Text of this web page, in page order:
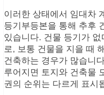
이러한 상태에서 임대차
등기부등본을 통해 추후
있습니다. 건물 등기가
로, 보통 건물을 지을 때
건축하는 경우가 많습니
루어지면 토지와 건축물
권의 순위는 다르게 표시